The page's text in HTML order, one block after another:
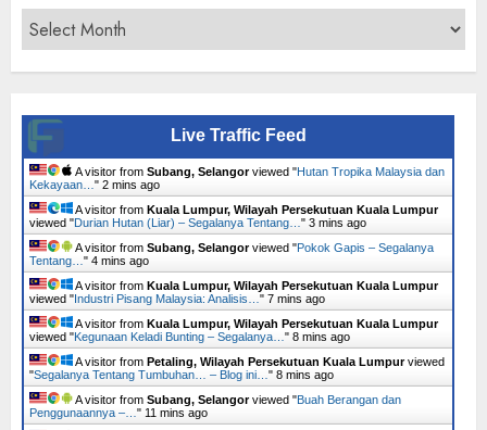
Archives
Live Traffic Feed
A visitor from Subang, Selangorviewed "Hutan Tropika Malaysia dan
Kekayaan… " 2 mins ago
A visitor from Kuala Lumpur, Wilayah Persekutuan Kuala Lumpur
viewed "Durian Hutan (Liar) – Segalanya Tentang… " 3 mins ago
A visitor from Subang, Selangorviewed "Pokok Gapis – Segalanya
Tentang… " 4 mins ago
A visitor from Kuala Lumpur, Wilayah Persekutuan Kuala Lumpur
viewed "Industri Pisang Malaysia: Analisis… " 7 mins ago
A visitor from Kuala Lumpur, Wilayah Persekutuan Kuala Lumpur
viewed "Kegunaan Keladi Bunting – Segalanya… " 8 mins ago
A visitor from Petaling, Wilayah Persekutuan Kuala Lumpurviewed
"Segalanya Tentang Tumbuhan… – Blog ini… " 8 mins ago
A visitor from Subang, Selangorviewed "Buah Berangan dan
Penggunaannya –… " 11 mins ago